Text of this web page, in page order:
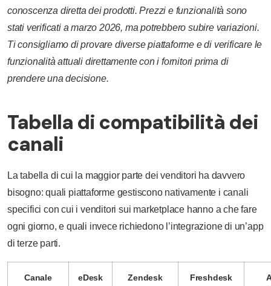
conoscenza diretta dei prodotti. Prezzi e funzionalità sono
stati verificati a marzo 2026, ma potrebbero subire variazioni.
Ti consigliamo di provare diverse piattaforme e di verificare le
funzionalità attuali direttamente con i fornitori prima di
prendere una decisione.
Tabella di compatibilità dei
canali
La tabella di cui la maggior parte dei venditori ha davvero
bisogno: quali piattaforme gestiscono nativamente i canali
specifici con cui i venditori sui marketplace hanno a che fare
ogni giorno, e quali invece richiedono l’integrazione di un’app
di terze parti.
Canale eDesk Zendesk Freshdesk